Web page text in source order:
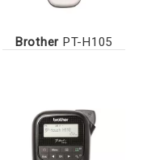
Brother PT-H105